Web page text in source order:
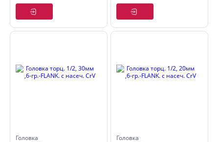
Головка
Головка